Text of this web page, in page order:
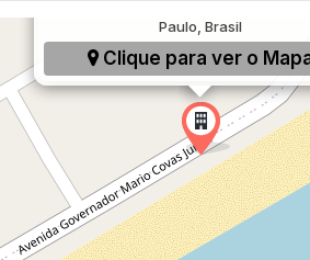
3515, Balneário Umurama, Mongaguá,
Paulo, Brasil
Clique para ver o